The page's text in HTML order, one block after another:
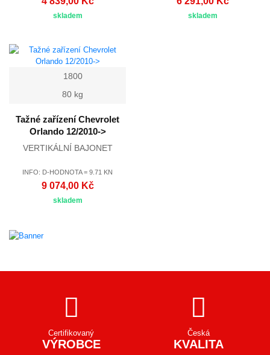
skladem skladem
1800
80 kg
Tažné zařízení Chevrolet
Orlando 12/2010->
VERTIKÁLNÍ BAJONET
INFO: D-HODNOTA = 9.71 KN
9 074,00 Kč
skladem
Certifikovaný
VÝROBCE
Česká
KVALITA